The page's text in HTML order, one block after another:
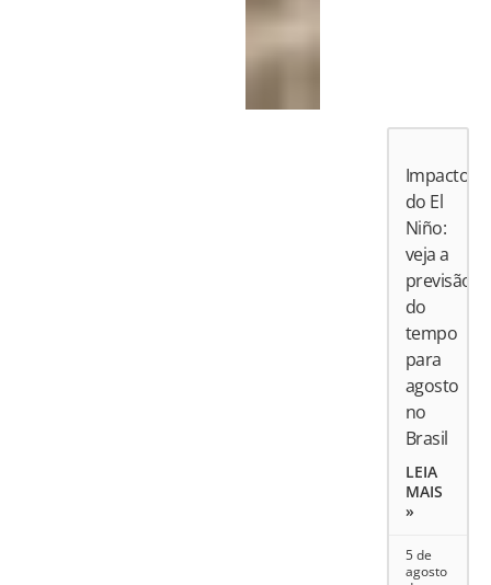
Impactos
do El
Niño:
veja a
previsão
do
tempo
para
agosto
no
Brasil
LEIA
MAIS
»
5 de
agosto